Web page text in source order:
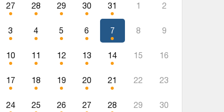
27 28 29 30 31 1 2
3 4 5 6 7 8 9
10 11 12 13 14 15 16
17 18 19 20 21 22 23
24 25 26 27 28 29 30